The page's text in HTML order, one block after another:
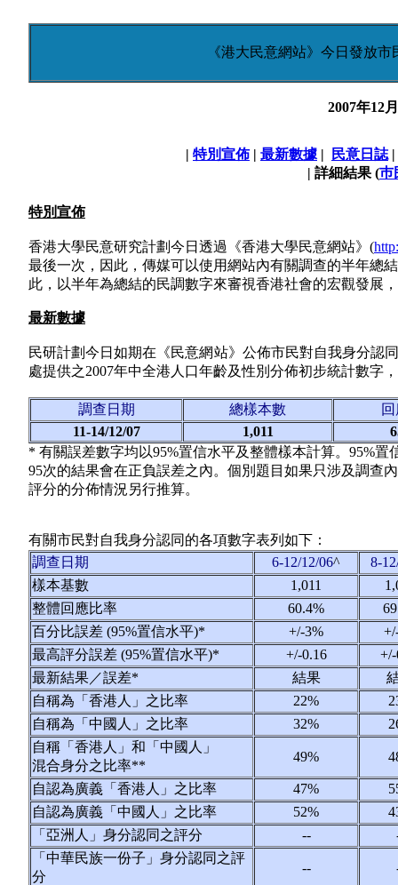
《港大民意網站》今日發放
2007年12
| 特別宣佈 | 最新數據 | 民意日誌 |
| 詳細結果 (巿
特別宣佈
香港大學民意研究計劃今日透過《香港大學民意網站》(
最後一次，因此，傳媒可以使用網站內有關調查的半年總
此，以半年為總結的民調數字來審視香港社會的宏觀發展
最新數據
民研計劃今日如期在《民意網站》公佈市民對自我身分認
處提供之2007年中全港人口年齡及性別分佈初步統計數字
調查日期 總樣本數
11-14/12/07
1,011
* 有關誤差數字均以95%置信水平及整體樣本計算。95%
95次的結果會在正負誤差之內。個別題目如果只涉及調查
評分的分佈情況另行推算。
有關市民對自我身分認同的各項數字表列如下：
調查日期
6-12/12/06^
8-
樣本基數
1,011
整體回應比率
60.4%
百分比誤差 (95%置信水平)*
+/-3%
最高評分誤差 (95%置信水平)*
+/-0.16
最新結果／誤差*
結果
自稱為「香港人」之比率
22%
自稱為「中國人」之比率
32%
自稱「香港人」和「中國人」
混合身分之比率**
49%
自認為廣義「香港人」之比率 47%
自認為廣義「中國人」之比率
52%
「亞洲人」身分認同之評分
--
「中華民族一份子」身分認同之評
分
--